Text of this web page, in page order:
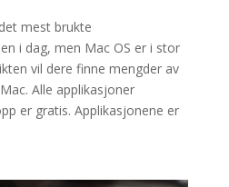
mest brukte
i dag, men Mac OS er i stor
vil dere finne mengder av
Alle applikasjoner
er gratis. Applikasjonene er